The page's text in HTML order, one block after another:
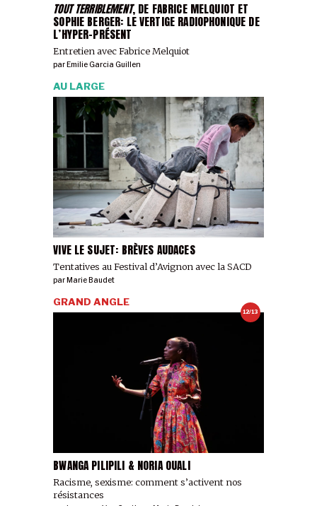
TOUT TERRIBLEMENT, DE FABRICE MELQUIOT ET
SOPHIE BERGER: LE VERTIGE RADIOPHONIQUE DE
L’HYPER-PRÉSENT
Entretien avec Fabrice Melquiot
par Emilie Garcia Guillen
VIVE LE SUJET: BRÈVES AUDACES
Tentatives au Festival d’Avignon avec la SACD
AU LARGE
parMarie Baudet
12/13
BWANGA PILIPILI & NORIA OUALI
Racisme, sexisme: comment s’activent nos
résistances
GRAND ANGLE